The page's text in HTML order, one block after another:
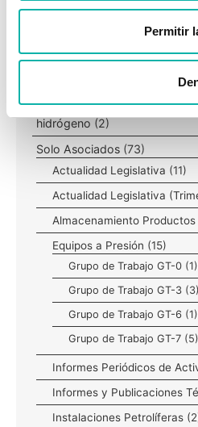
Permitir
hidrógeno (2)
Solo Asociados (73)
Actualidad Legislativa (11)
Actualidad Legislativa
Almacenamiento Productos
Equipos a Presión (15)
Grupo de Trabajo GT-0 (1)
Grupo de Trabajo GT-3 (3)
Grupo de Trabajo GT-6 (1)
Grupo de Trabajo GT-7 (5)
Informes Periódicos de
Informes y Publicaciones
Instalaciones Petrolíferas